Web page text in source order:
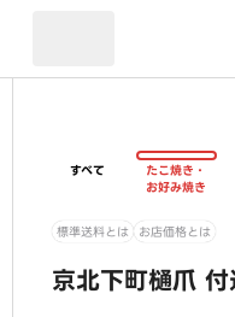
すべて
たこ焼き・
お好み焼き
標準送料とは お店価格とは
京北下町樋爪